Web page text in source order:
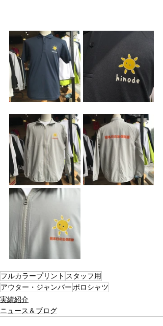
フルカラープリント スタッフ用
アウター・ジャンバー ポロシャツ
実績紹介
ニュース＆ブログ